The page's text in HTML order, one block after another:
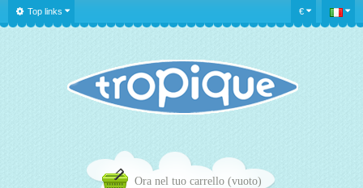
€
Top links
Ora nel tuo carrello (vuoto)